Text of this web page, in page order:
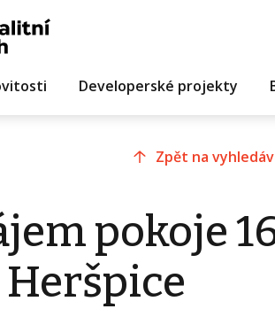
Developerské projekty
Zpět na
pokoje